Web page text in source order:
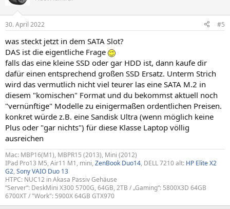
30. April 2022 #5
was steckt jetzt in dem SATA Slot?
DAS ist die eigentliche Frage
falls das eine kleine SSD oder gar HDD ist, dann kaufe dir
dafür einen entsprechend großen SSD Ersatz. Unterm Strich
wird das vermutlich nicht viel teurer las eine SATA M.2 in
diesem "komischen" Format und du bekommst aktuell noch
"vernünftige" Modelle zu einigermaßen ordentlichen Preisen.
konkret würde z.B. eine Sandisk Ultra (wenn möglich keine
Plus oder "gar nichts") für diese Klasse Laptop völlig
ausreichen
Mac: MBP16(M1), MBPR15 (2013), Mini (2012)
IPad Pro13 M5, Air11 M1, mini, ZenBook Duo14, DELL 7210 alt: HP Elite X2
G2, Sony VAIO Duo 13
HTPC: NUC12 in Akasa Passiv Gehäuse
“Server“: DeskMini X300 5700G, 64GB, 2TB / „Gaming“: 5800X3D 64GB
6700XT / "Work": 5900X 64GB GTX970